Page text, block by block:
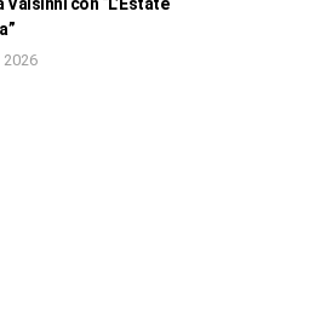
con “L’Estate